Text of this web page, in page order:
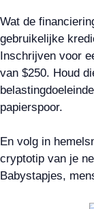
Wat de
gebruikelijke
Inschrijven voor
van $250. Houd
papierspoor.
En volg in
cryptotip van je
Babystapjes,